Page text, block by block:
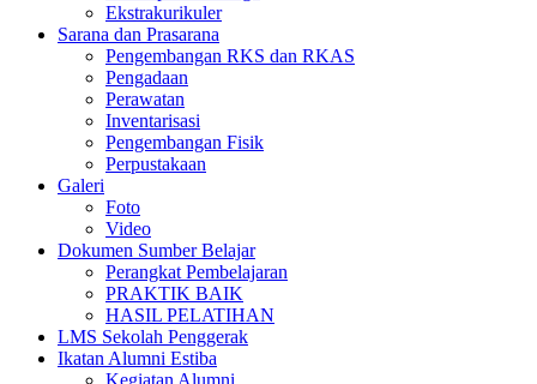
Ekstrakurikuler
Sarana dan Prasarana
Pengembangan RKS dan RKAS
Pengadaan
Perawatan
Inventarisasi
Pengembangan Fisik
Perpustakaan
Galeri
Foto
Video
Dokumen Sumber Belajar
Perangkat Pembelajaran
PRAKTIK BAIK
HASIL PELATIHAN
LMS Sekolah Penggerak
Ikatan Alumni Estiba
Kegiatan Alumni